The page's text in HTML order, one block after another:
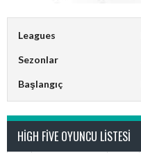
Leagues
Sezonlar
Başlangıç
HIGH FIVE OYUNCU LISTESI